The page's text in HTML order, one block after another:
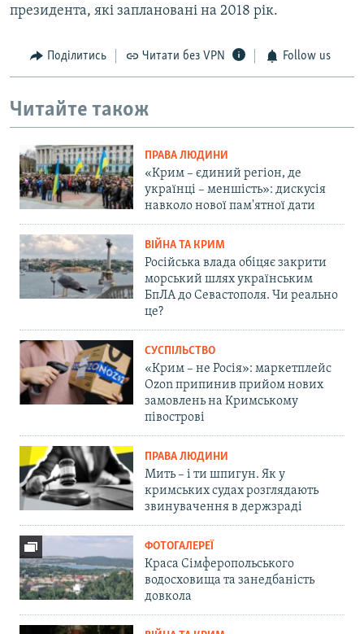
президента, які заплановані на 2018 рік.
Поділитись Читати без VPN Follow us
Читайте також
ПРАВА ЛЮДИНИ
«Крим – єдиний регіон, де
українці – меншість»: дискусія
навколо нової пам'ятної дати
ВІЙНА ТА КРИМ
Російська влада обіцяє закрити
морський шлях українським
БпЛА до Севастополя. Чи реально
це?
СУСПІЛЬСТВО
«Крим – не Росія»: маркетплейс
Ozon припинив прийом нових
замовлень на Кримському
півострові
ПРАВА ЛЮДИНИ
Мить – і ти шпигун. Як у
кримських судах розглядають
звинувачення в держзраді
ФОТОГАЛЕРЕЇ
Краса Сімферопольського
водосховища та занедбаність
довкола